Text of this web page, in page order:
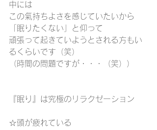
中には
この氣持ちよさを感じていたいから
「眠りたくない」と仰って
頑張って起きていようとされる方もい
るくらいです（笑）
（時間の問題ですが・・・（笑））
『眠り』は究極のリラクゼーション
☆頭が疲れている